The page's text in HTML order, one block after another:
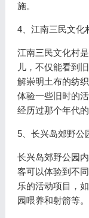
施。
4、江南三民文化
江南三民文化村
儿，不仅能看到
解崇明土布的纺
体验一些旧时的
经历过那个年代的
5、长兴岛郊野公
长兴岛郊野公园
客可以体验到不
乐的活动项目，
园喂养和射箭等